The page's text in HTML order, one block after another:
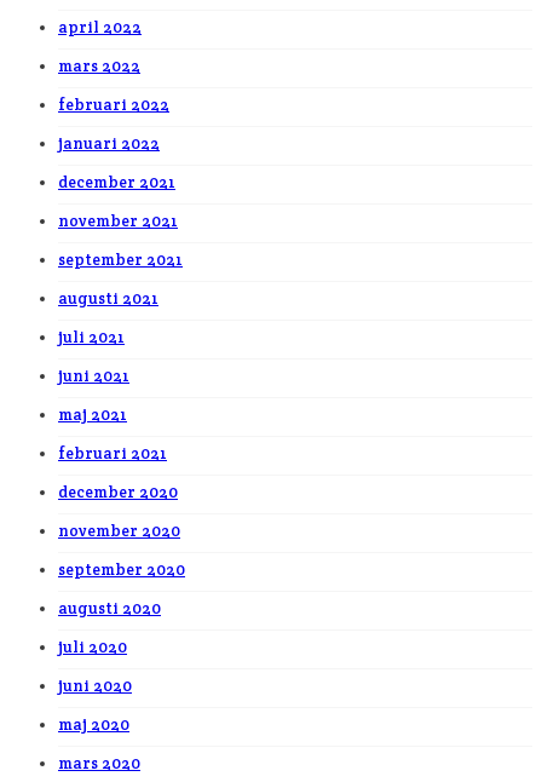
april 2022
mars 2022
februari 2022
januari 2022
december 2021
november 2021
september 2021
augusti 2021
juli 2021
juni 2021
maj 2021
februari 2021
december 2020
november 2020
september 2020
augusti 2020
juli 2020
juni 2020
maj 2020
mars 2020